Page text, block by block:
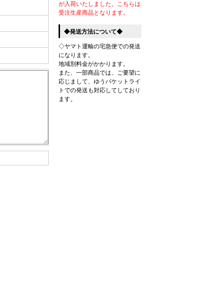
が入荷いたしました。こちらは
受注生産商品となります。
◆発送方法について◆
◇ヤマト運輸の宅急便での発送
になります。
地域別料金がかかります。
また、一部商品では、ご要望に
応じまして、ゆうパケットライ
トでの発送も対応してしており
ます。